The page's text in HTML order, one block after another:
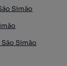
Simão
Simão